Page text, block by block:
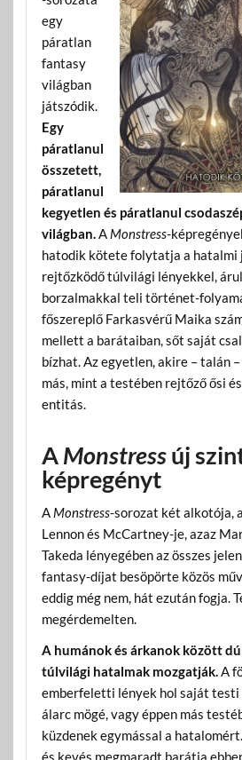
egy
páratlan
fantasy
világban
játszódik.
Egy
páratlanul
összetett,
páratlanul
kegyetlen és páratlanul
világban.A Monstress-
hatodik kötete folytatja a hatalmi
rejtőzködő túlvilági lényekkel,
borzalmakkal teli történet-
főszereplő Farkasvérű Maika
mellett a barátaiban, sőt saját
bízhat. Az egyetlen, akire – talán
más, mint a testében rejtőző ősi
entitás.
AMonstressúj
képregényt
AMonstress-sorozat két alkotója,
Lennon és McCartney-je, azaz
Takeda lényegében az összes
fantasy-díjat besöpörte közös
eddig még nem, hát ezután fogja.
megérdemelten.
A humánok és árkanok között
túlvilági hatalmak mozgatják.A
emberfeletti lények hol saját testi
álarc mögé, vagy éppen más
küzdenek egymással a
és kevés megmaradt barátja